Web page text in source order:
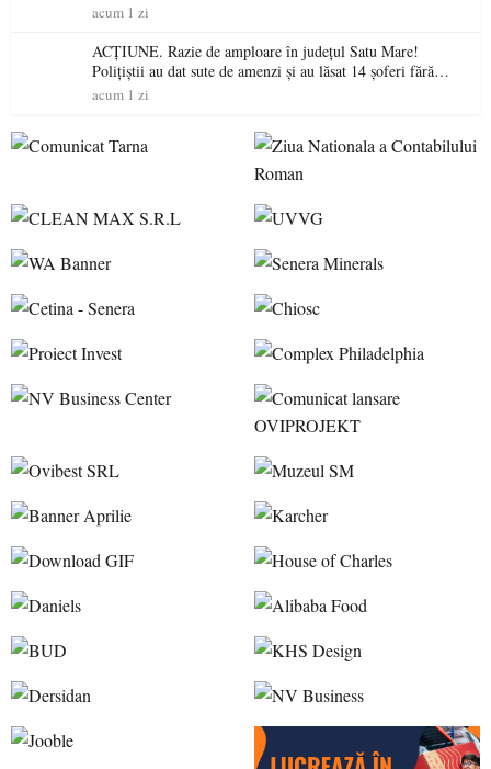
acum 1 zi
ACȚIUNE. Razie de amploare în județul Satu Mare!
Polițiștii au dat sute de amenzi și au lăsat 14 șoferi fără
permis într-o singură zi
acum 1 zi